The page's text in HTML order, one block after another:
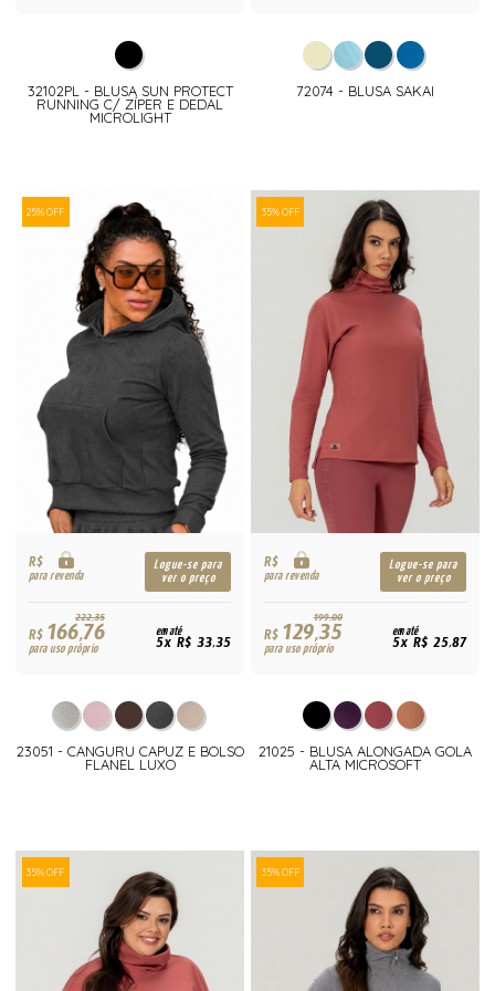
32102PL - BLUSA SUN PROTECT
RUNNING C/ ZÍPER E DEDAL
MICROLIGHT
72074 - BLUSA SAKAI
25% OFF
R$
para revenda
Logue-se para
ver o preço
222,35
R$166,76
para uso próprio
em até
5x R$ 33,35
23051 - CANGURU CAPUZ E BOLSO
FLANEL LUXO
35% OFF
R$
para revenda
Logue-se para
ver o preço
199,00
R$129,35
para uso próprio
em até
5x R$ 25,87
21025 - BLUSA ALONGADA GOLA
ALTA MICROSOFT
35% OFF 35% OFF